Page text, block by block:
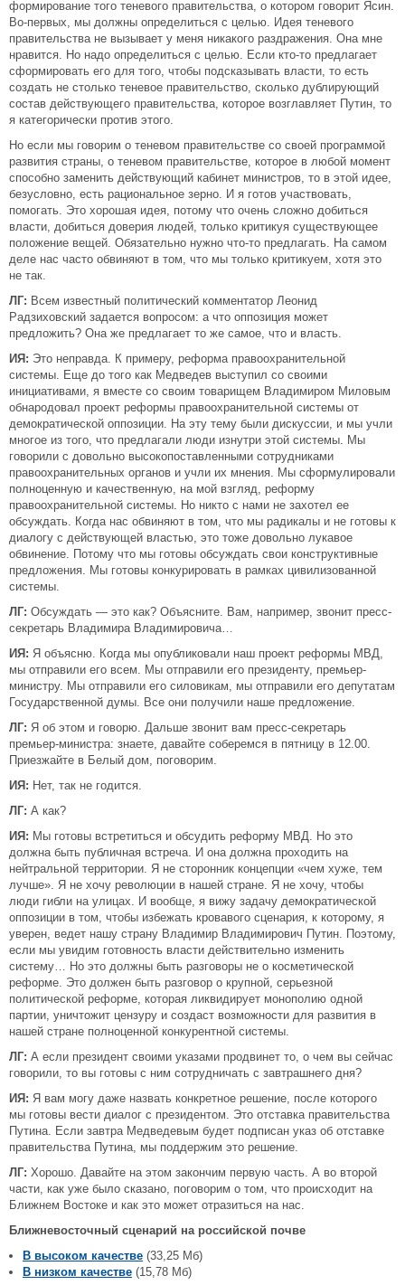
формирование того теневого правительства, о котором говорит Ясин.
Во-первых, мы должны определиться с целью. Идея теневого
правительства не вызывает у меня никакого раздражения. Она мне
нравится. Но надо определиться с целью. Если кто-то предлагает
сформировать его для того, чтобы подсказывать власти, то есть
создать не столько теневое правительство, сколько дублирующий
состав действующего правительства, которое возглавляет Путин, то
я категорически против этого.
Но если мы говорим о теневом правительстве со своей программой
развития страны, о теневом правительстве, которое в любой момент
способно заменить действующий кабинет министров, то в этой идее,
безусловно, есть рациональное зерно. И я готов участвовать,
помогать. Это хорошая идея, потому что очень сложно добиться
власти, добиться доверия людей, только критикуя существующее
положение вещей. Обязательно нужно что-то предлагать. На самом
деле нас часто обвиняют в том, что мы только критикуем, хотя это
не так.
ЛГ: Всем известный политический комментатор Леонид
Радзиховский задается вопросом: а что оппозиция может
предложить? Она же предлагает то же самое, что и власть.
ИЯ: Это неправда. К примеру, реформа правоохранительной
системы. Еще до того как Медведев выступил со своими
инициативами, я вместе со своим товарищем Владимиром Миловым
обнародовал проект реформы правоохранительной системы от
демократической оппозиции. На эту тему были дискуссии, и мы учли
многое из того, что предлагали люди изнутри этой системы. Мы
говорили с довольно высокопоставленными сотрудниками
правоохранительных органов и учли их мнения. Мы сформулировали
полноценную и качественную, на мой взгляд, реформу
правоохранительной системы. Но никто с нами не захотел ее
обсуждать. Когда нас обвиняют в том, что мы радикалы и не готовы к
диалогу с действующей властью, это тоже довольно лукавое
обвинение. Потому что мы готовы обсуждать свои конструктивные
предложения. Мы готовы конкурировать в рамках цивилизованной
системы.
ЛГ: Обсуждать — это как? Объясните. Вам, например, звонит пресс-
секретарь Владимира Владимировича…
ИЯ: Я объясню. Когда мы опубликовали наш проект реформы МВД,
мы отправили его всем. Мы отправили его президенту, премьер-
министру. Мы отправили его силовикам, мы отправили его депутатам
Государственной думы. Все они получили наше предложение.
ЛГ: Я об этом и говорю. Дальше звонит вам пресс-секретарь
премьер-министра: знаете, давайте соберемся в пятницу в 12.00.
Приезжайте в Белый дом, поговорим.
ИЯ: Нет, так не годится.
ЛГ: А как?
ИЯ: Мы готовы встретиться и обсудить реформу МВД. Но это
должна быть публичная встреча. И она должна проходить на
нейтральной территории. Я не сторонник концепции «чем хуже, тем
лучше». Я не хочу революции в нашей стране. Я не хочу, чтобы
люди гибли на улицах. И вообще, я вижу задачу демократической
оппозиции в том, чтобы избежать кровавого сценария, к которому, я
уверен, ведет нашу страну Владимир Владимирович Путин. Поэтому,
если мы увидим готовность власти действительно изменить
систему… Но это должны быть разговоры не о косметической
реформе. Это должен быть разговор о крупной, серьезной
политической реформе, которая ликвидирует монополию одной
партии, уничтожит цензуру и создаст возможности для развития в
нашей стране полноценной конкурентной системы.
ЛГ: А если президент своими указами продвинет то, о чем вы сейчас
говорили, то вы готовы с ним сотрудничать с завтрашнего дня?
ИЯ: Я вам могу даже назвать конкретное решение, после которого
мы готовы вести диалог с президентом. Это отставка правительства
Путина. Если завтра Медведевым будет подписан указ об отставке
правительства Путина, мы поддержим это решение.
ЛГ: Хорошо. Давайте на этом закончим первую часть. А во второй
части, как уже было сказано, поговорим о том, что происходит на
Ближнем Востоке и как это может отразиться на нас.
Ближневосточный сценарий на российской почве
В высоком качестве (33,25 Мб)
В низком качестве (15,78 Мб)